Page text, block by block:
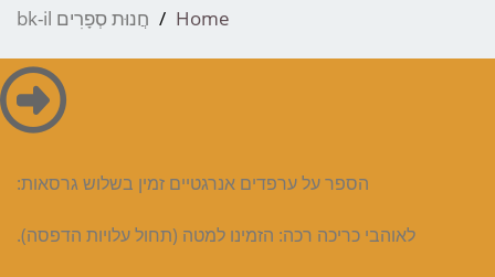
Home חֲנוּת סְפָרִים bk-il
הספר על ערפדים אנרגטיים זמין בשלוש גרסאות:
לאוהבי כריכה רכה: הזמינו למטה (תחול עלויות הדפסה).